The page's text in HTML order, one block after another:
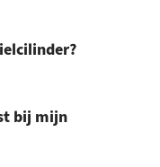
bij mijn